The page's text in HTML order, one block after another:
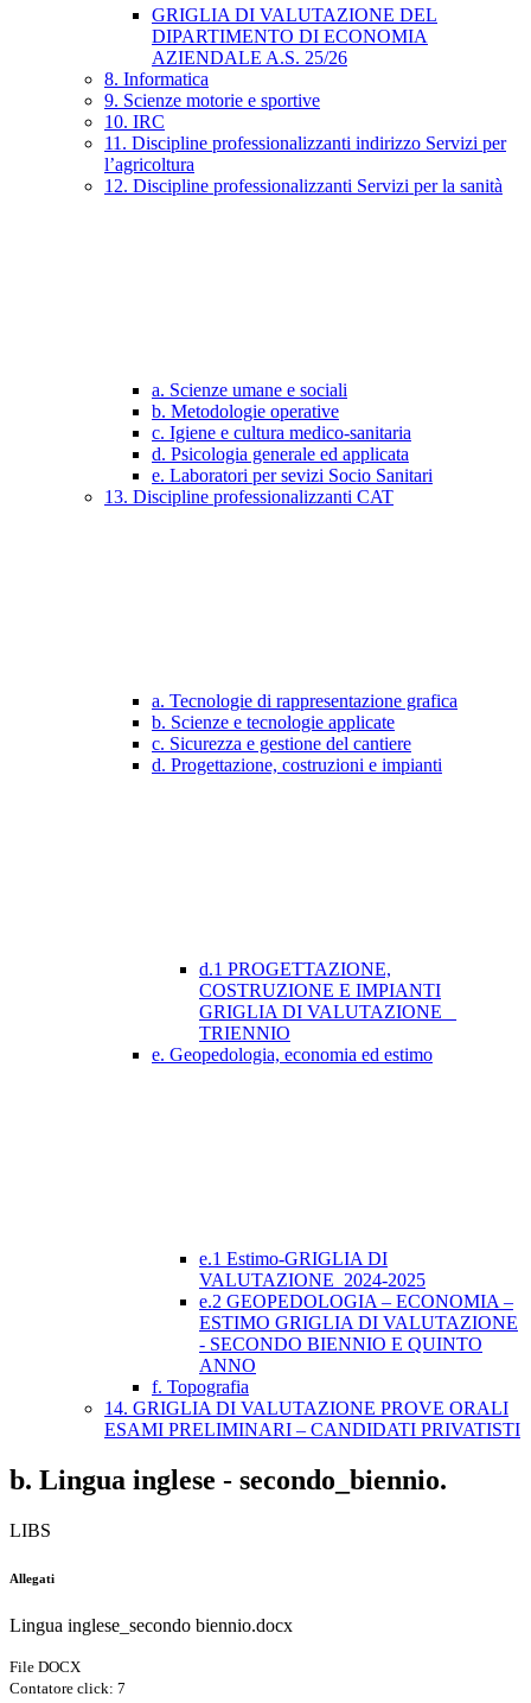
GRIGLIA DI VALUTAZIONE DEL
DIPARTIMENTO DI ECONOMIA
AZIENDALE A.S. 25/26
8. Informatica
9. Scienze motorie e sportive
10. IRC
11. Discipline professionalizzanti indirizzo Servizi per
l’agricoltura
12. Discipline professionalizzanti Servizi per la sanità
a. Scienze umane e sociali
b. Metodologie operative
c. Igiene e cultura medico-sanitaria
d. Psicologia generale ed applicata
e. Laboratori per sevizi Socio Sanitari
13. Discipline professionalizzanti CAT
a. Tecnologie di rappresentazione grafica
b. Scienze e tecnologie applicate
c. Sicurezza e gestione del cantiere
d. Progettazione, costruzioni e impianti
d.1 PROGETTAZIONE,
COSTRUZIONE E IMPIANTI
GRIGLIA DI VALUTAZIONE _
TRIENNIO
e. Geopedologia, economia ed estimo
e.1 Estimo-GRIGLIA DI
VALUTAZIONE_2024-2025
e.2 GEOPEDOLOGIA – ECONOMIA –
ESTIMO GRIGLIA DI VALUTAZIONE
- SECONDO BIENNIO E QUINTO
ANNO
f. Topografia
14. GRIGLIA DI VALUTAZIONE PROVE ORALI
ESAMI PRELIMINARI – CANDIDATI PRIVATISTI
b. Lingua inglese - secondo_biennio.
LIBS
Allegati
Lingua inglese_secondo biennio.docx
File DOCX
Contatore click: 7